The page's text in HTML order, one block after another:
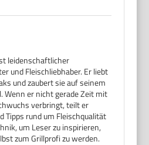
leidenschaftlicher
und Fleischliebhaber. Er liebt
und zaubert sie auf seinem
Wenn er nicht gerade Zeit mit
verbringt, teilt er
Tipps rund um Fleischqualität
um Leser zu inspirieren,
zum Grillprofi zu werden.